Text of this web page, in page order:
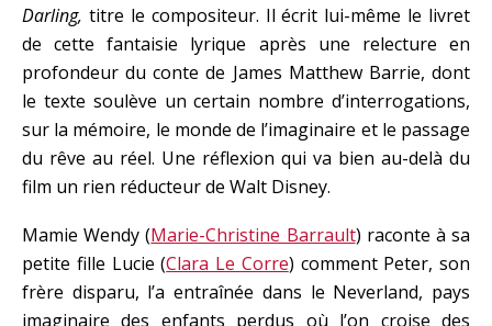
Darling, titre le compositeur. Il écrit lui-même le livret
de cette fantaisie lyrique après une relecture en
profondeur du conte de James Matthew Barrie, dont
le texte soulève un certain nombre d’interrogations,
sur la mémoire, le monde de l’imaginaire et le passage
du rêve au réel. Une réflexion qui va bien au-delà du
film un rien réducteur de Walt Disney.
Mamie Wendy (Marie-Christine Barrault) raconte à sa
petite fille Lucie (Clara Le Corre) comment Peter, son
frère disparu, l’a entraînée dans le Neverland, pays
imaginaire des enfants perdus où l’on croise des